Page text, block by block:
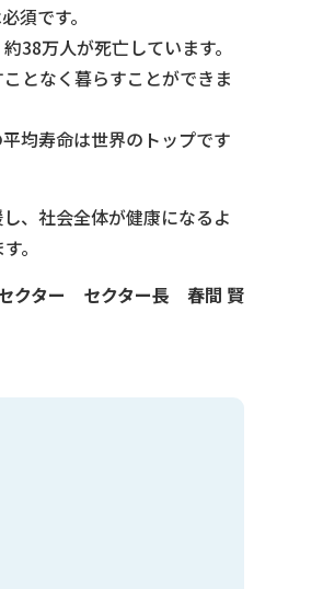
須です。
38万人が死亡しています。
となく暮らすことができま
均寿命は世界のトップです
、社会全体が健康になるよ
。
クター セクター長 春間 賢